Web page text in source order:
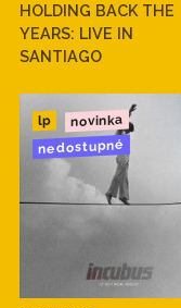
HOLDING BACK THE
YEARS: LIVE IN
SANTIAGO
lp novinka
nedostupné